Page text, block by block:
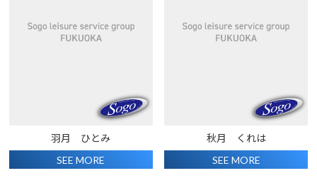
羽月 ひとみ
SEE MORE
秋月 くれは
SEE MORE